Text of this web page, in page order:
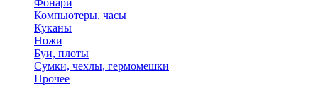
Фонари
Компьютеры, часы
Куканы
Ножи
Буи, плоты
Сумки, чехлы, гермомешки
Прочее